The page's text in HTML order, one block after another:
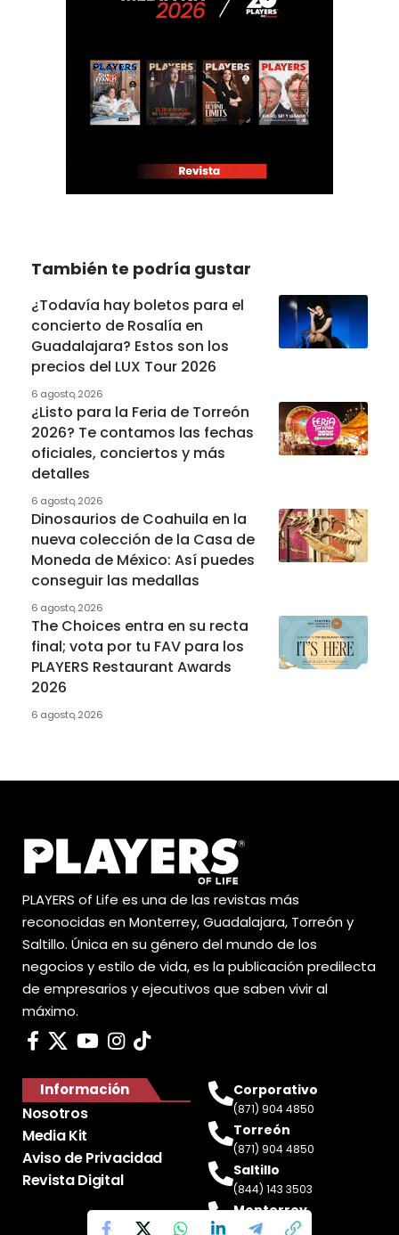
También te podría gustar
¿Todavía hay boletos para el
concierto de Rosalía en
Guadalajara? Estos son los
precios del LUX Tour 2026
6 agosto, 2026
¿Listo para la Feria de Torreón
2026? Te contamos las fechas
oficiales, conciertos y más
detalles
6 agosto, 2026
Dinosaurios de Coahuila en la
nueva colección de la Casa de
Moneda de México: Así puedes
conseguir las medallas
6 agosto, 2026
The Choices entra en su recta
final; vota por tu FAV para los
PLAYERS Restaurant Awards
2026
6 agosto, 2026
PLAYERS of Life es una de las revistas más
reconocidas en Monterrey, Guadalajara, Torreón y
Saltillo. Única en su género del mundo de los
negocios y estilo de vida, es la publicación predilecta
de empresarios y ejecutivos que saben vivir al
máximo.
Información
Nosotros
Media Kit
Aviso de Privacidad
Revista Digital
Corporativo
(871) 904 4850
Torreón
(871) 904 4850
Saltillo
(844) 143 3503
Monterrey
(81) 2188 0412